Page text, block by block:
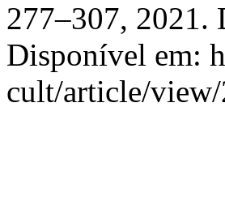
277–307, 2021.
Disponível em:
cult/article/view/